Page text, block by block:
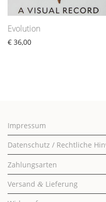
Evolution
€ 36,00
Impressum
Datenschutz / Rechtliche
Zahlungsarten
Versand & Lieferung